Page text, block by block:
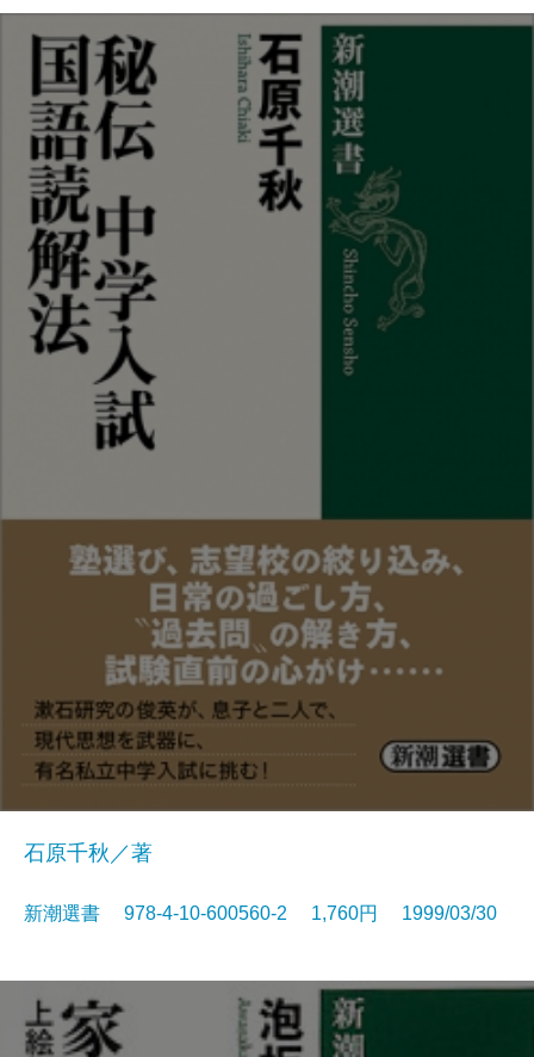
石原千秋／著
新潮選書 978-4-10-600560-2 1,760円 1999/03/30